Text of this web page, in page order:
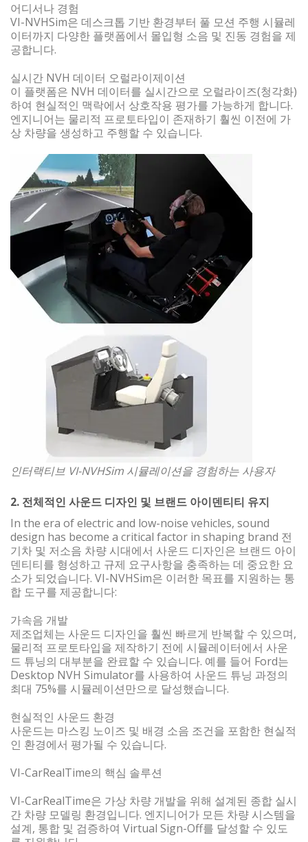
어디서나 경험
VI-NVHSim은 데스크톱 기반 환경부터 풀 모션 주행 시뮬레
이터까지 다양한 플랫폼에서 몰입형 소음 및 진동 경험을 제
공합니다.
실시간 NVH 데이터 오럴라이제이션
이 플랫폼은 NVH 데이터를 실시간으로 오럴라이즈(청각화)
하여 현실적인 맥락에서 상호작용 평가를 가능하게 합니다.
엔지니어는 물리적 프로토타입이 존재하기 훨씬 이전에 가
상 차량을 생성하고 주행할 수 있습니다.
인터랙티브 VI-NVHSim 시뮬레이션을 경험하는 사용자
2. 전체적인 사운드 디자인 및 브랜드 아이덴티티 유지
In the era of electric and low-noise vehicles, sound
design has become a critical factor in shaping brand 전
기차 및 저소음 차량 시대에서 사운드 디자인은 브랜드 아이
덴티티를 형성하고 규제 요구사항을 충족하는 데 중요한 요
소가 되었습니다. VI-NVHSim은 이러한 목표를 지원하는 통
합 도구를 제공합니다:
가속음 개발
제조업체는 사운드 디자인을 훨씬 빠르게 반복할 수 있으며,
물리적 프로토타입을 제작하기 전에 시뮬레이터에서 사운
드 튜닝의 대부분을 완료할 수 있습니다. 예를 들어 Ford는
Desktop NVH Simulator를 사용하여 사운드 튜닝 과정의
최대 75%를 시뮬레이션만으로 달성했습니다.
현실적인 사운드 환경
사운드는 마스킹 노이즈 및 배경 소음 조건을 포함한 현실적
인 환경에서 평가될 수 있습니다.
VI-CarRealTime의 핵심 솔루션
VI-CarRealTime은 가상 차량 개발을 위해 설계된 종합 실시
간 차량 모델링 환경입니다. 엔지니어가 모든 차량 시스템을
설계, 통합 및 검증하여 Virtual Sign-Off를 달성할 수 있도